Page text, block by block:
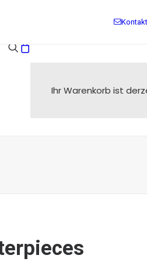
Kontakt
Ihr Warenkorb ist